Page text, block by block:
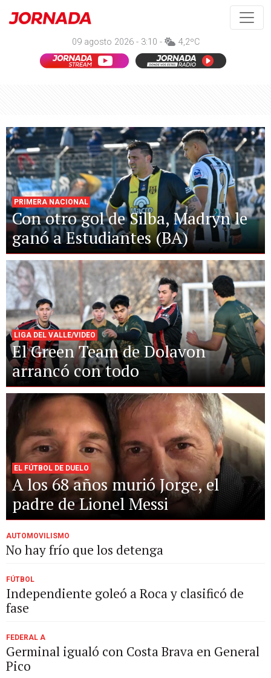
09 agosto 2026 - 3:10 - 4,2ºC
PRIMERA NACIONAL
Con otro gol de Silba, Madryn le
ganó a Estudiantes (BA)
LIGA DEL VALLE/VIDEO
El Green Team de Dolavon
arrancó con todo
EL FÚTBOL DE DUELO
A los 68 años murió Jorge, el
padre de Lionel Messi
AUTOMOVILISMO
No hay frío que los detenga
FÚTBOL
Independiente goleó a Roca y clasificó de
fase
FEDERAL A
Germinal igualó con Costa Brava en General
Pico